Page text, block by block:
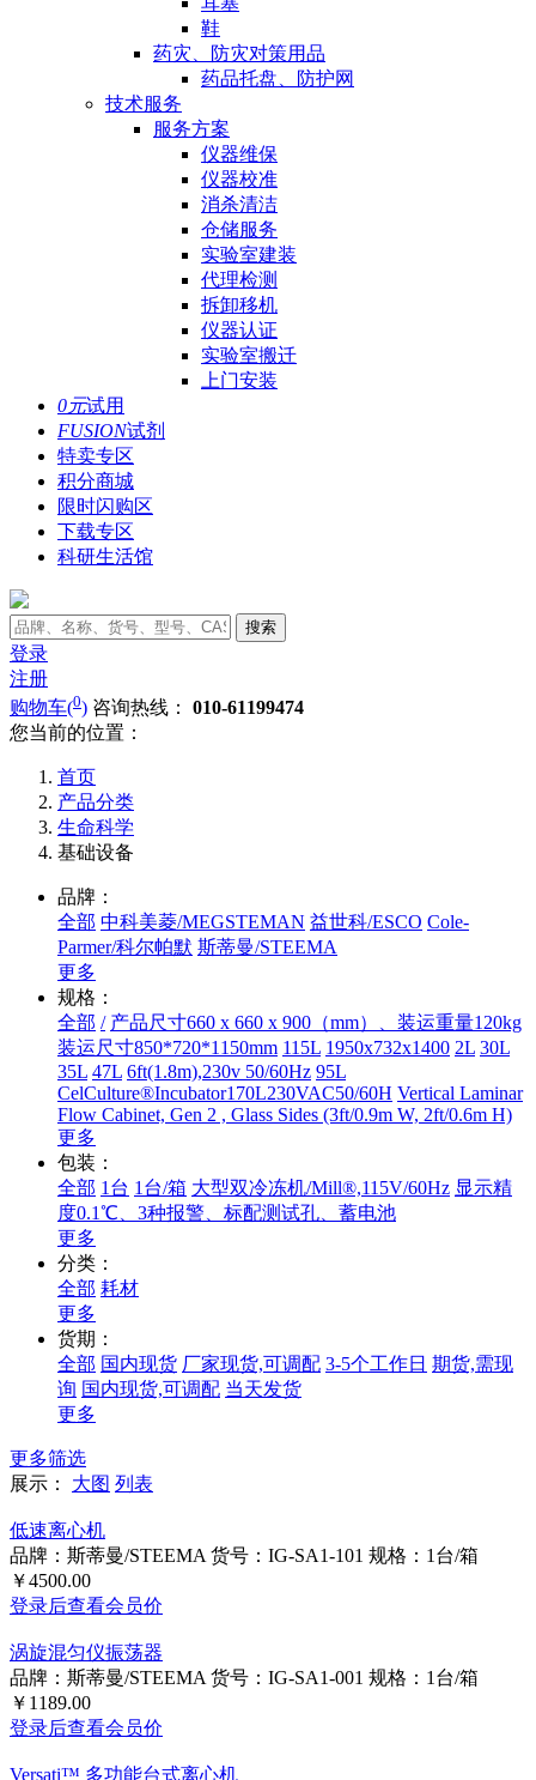
鞋
药灾、防灾对策用品
药品托盘、防护网
技术服务
服务方案
仪器维保
仪器校准
消杀清洁
仓储服务
实验室建装
代理检测
拆卸移机
仪器认证
实验室搬迁
上门安装
0元试用
FUSION试剂
特卖专区
积分商城
限时闪购区
下载专区
科研生活馆
搜索
登录
注册
购物车(0) 咨询热线： 010-61199474
您当前的位置：
首页
产品分类
生命科学
基础设备
品牌：
全部 中科美菱/MEGSTEMAN 益世科/ESCO Cole-
Parmer/科尔帕默 斯蒂曼/STEEMA
更多
规格：
全部 / 产品尺寸660 x 660 x 900（mm）、装运重量120kg
装运尺寸850*720*1150mm 115L 1950x732x1400 2L 30L
35L 47L 6ft(1.8m),230v 50/60Hz 95L
CelCulture®Incubator170L230VAC50/60H Vertical Laminar
Flow Cabinet, Gen 2 , Glass Sides (3ft/0.9m W, 2ft/0.6m H)
更多
包装：
全部 1台 1台/箱 大型双冷冻机/Mill®,115V/60Hz 显示精
度0.1℃、3种报警、标配测试孔、蓄电池
更多
分类：
全部 耗材
更多
货期：
全部 国内现货 厂家现货,可调配 3-5个工作日 期货,需现
询 国内现货,可调配 当天发货
更多
更多筛选
展示：
大图 列表
低速离心机
品牌：斯蒂曼/STEEMA 货号：IG-SA1-101 规格：1台/箱
￥4500.00
登录后查看会员价
涡旋混匀仪振荡器
品牌：斯蒂曼/STEEMA 货号：IG-SA1-001 规格：1台/箱
￥1189.00
登录后查看会员价
Versati™ 多功能台式离心机